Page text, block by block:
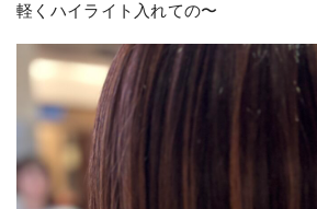
軽くハイライト入れての〜